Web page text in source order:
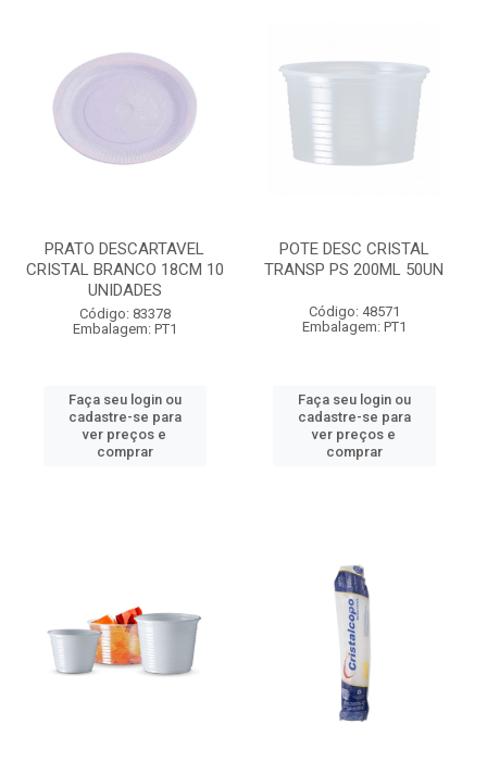
PRATO DESCARTAVEL
CRISTAL BRANCO 18CM 10
UNIDADES
Código: 83378
Embalagem: PT1
Faça seu login ou
cadastre-se para
ver preços e
comprar
POTE DESC CRISTAL
TRANSP PS 200ML 50UN
Código: 48571
Embalagem: PT1
Faça seu login ou
cadastre-se para
ver preços e
comprar